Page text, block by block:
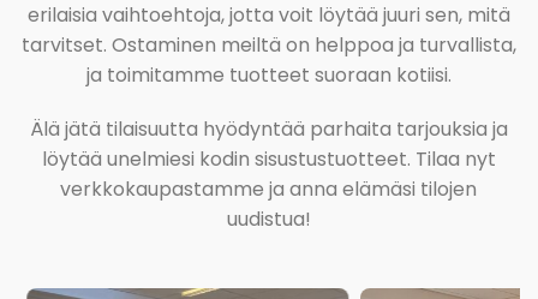
erilaisia vaihtoehtoja, jotta voit löytää juuri sen, mitä
tarvitset. Ostaminen meiltä on helppoa ja turvallista,
ja toimitamme tuotteet suoraan kotiisi.
Älä jätä tilaisuutta hyödyntää parhaita tarjouksia ja
löytää unelmiesi kodin sisustustuotteet. Tilaa nyt
verkkokaupastamme ja anna elämäsi tilojen
uudistua!